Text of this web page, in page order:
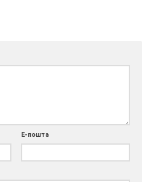
Е-пошта